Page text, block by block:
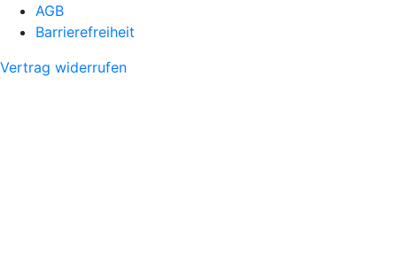
AGB
Barrierefreiheit
Vertrag widerrufen